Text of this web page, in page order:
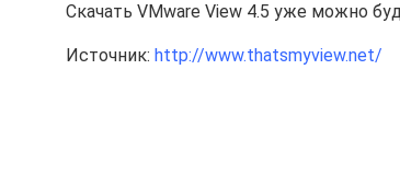
Скачать VMware View 4.5 уже можно
Источник: http://www.thatsmyview.net/